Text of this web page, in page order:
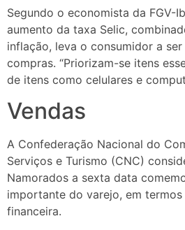
Segundo o economista da FGV-
aumento da taxa Selic,
inflação, leva o consumidor a
compras. “Priorizam-se itens
de itens como celulares e
Vendas
A Confederação Nacional do
Serviços e Turismo (CNC)
Namorados a sexta data
importante do varejo, em
financeira.